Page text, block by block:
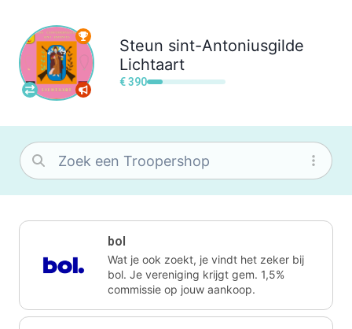
Steun sint-Antoniusgilde
Lichtaart
€ 390
bol
Wat je ook zoekt, je vindt het zeker bij
bol. Je vereniging krijgt gem. 1,5%
commissie op jouw aankoop.